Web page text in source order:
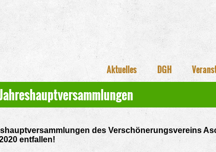
Aktuelles DGH
des Verschönerungsvereins
entfallen!